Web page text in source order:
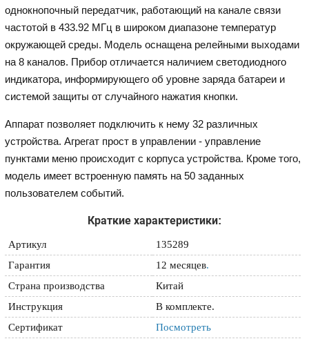
однокнопочный передатчик, работающий на канале связи
частотой в 433.92 МГц в широком диапазоне температур
окружающей среды. Модель оснащена релейными выходами
на 8 каналов. Прибор отличается наличием светодиодного
индикатора, информирующего об уровне заряда батареи и
системой защиты от случайного нажатия кнопки.
Аппарат позволяет подключить к нему 32 различных
устройства. Агрегат прост в управлении - управление
пунктами меню происходит с корпуса устройства. Кроме того,
модель имеет встроенную память на 50 заданных
пользователем событий.
Краткие характеристики:
Артикул
135289
Гарантия
12 месяцев.
Страна производства
Китай
Инструкция
В комплекте.
Сертификат
Посмотреть